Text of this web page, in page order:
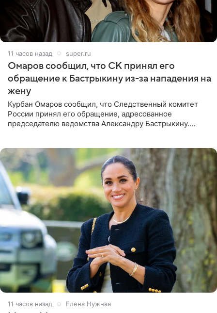
11 часов назад super.ru
Омаров сообщил, что СК принял его
обращение к Бастрыкину из-за нападения на
жену
Курбан Омаров сообщил, что Следственный комитет
России принял его обращение, адресованное
председателю ведомства Александру Бастрыкину.
11 часов назад Елена Нужная